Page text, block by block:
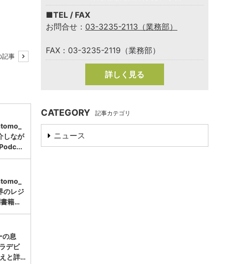
記事
しなが
のレジ
書籍…
の息
デビ
と詳…
■TEL / FAX
お問合せ： 03-3235-2113（業務部）
FAX：03-3235-2119（業務部）
詳しく見る
CATEGORY 記事カテゴリ
ニュース